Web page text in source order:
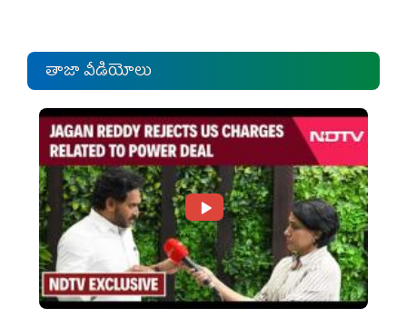
తాజా వీడియోలు